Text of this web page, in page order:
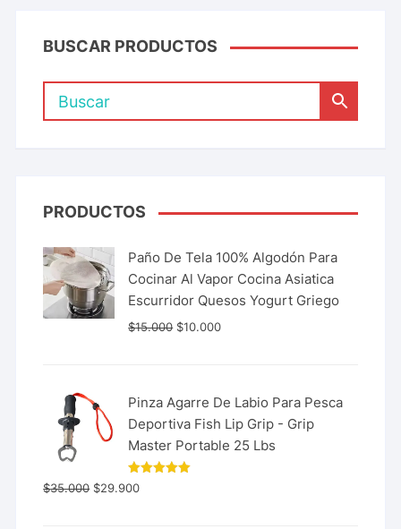
BUSCAR PRODUCTOS
PRODUCTOS
Paño De Tela 100% Algodón Para
Cocinar Al Vapor Cocina Asiatica
Escurridor Quesos Yogurt Griego
$15.000 $10.000
Pinza Agarre De Labio Para Pesca
Deportiva Fish Lip Grip - Grip
Master Portable 25 Lbs
Valorado
con
$35.000 $29.900